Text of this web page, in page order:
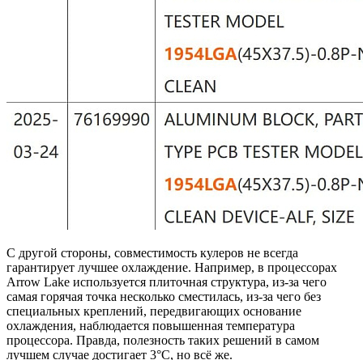
С другой стороны, совместимость кулеров не всегда
гарантирует лучшее охлаждение. Например, в процессорах
Arrow Lake используется плиточная структура, из-за чего
самая горячая точка несколько сместилась, из-за чего без
специальных креплений, передвигающих основание
охлаждения, наблюдается повышенная температура
процессора. Правда, полезность таких решений в самом
лучшем случае достигает 3°C, но всё же.